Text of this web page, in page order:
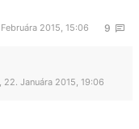
9
2015, 15:06
22. Januára 2015, 19:06